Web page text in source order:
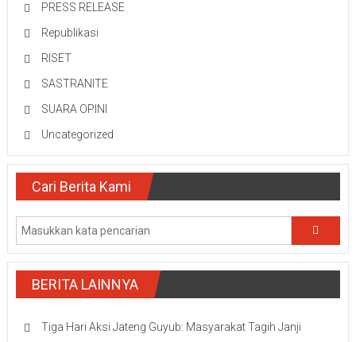
PRESS RELEASE
Republikasi
RISET
SASTRANITE
SUARA OPINI
Uncategorized
Cari Berita Kami
BERITA LAINNYA
Tiga Hari Aksi Jateng Guyub: Masyarakat Tagih Janji